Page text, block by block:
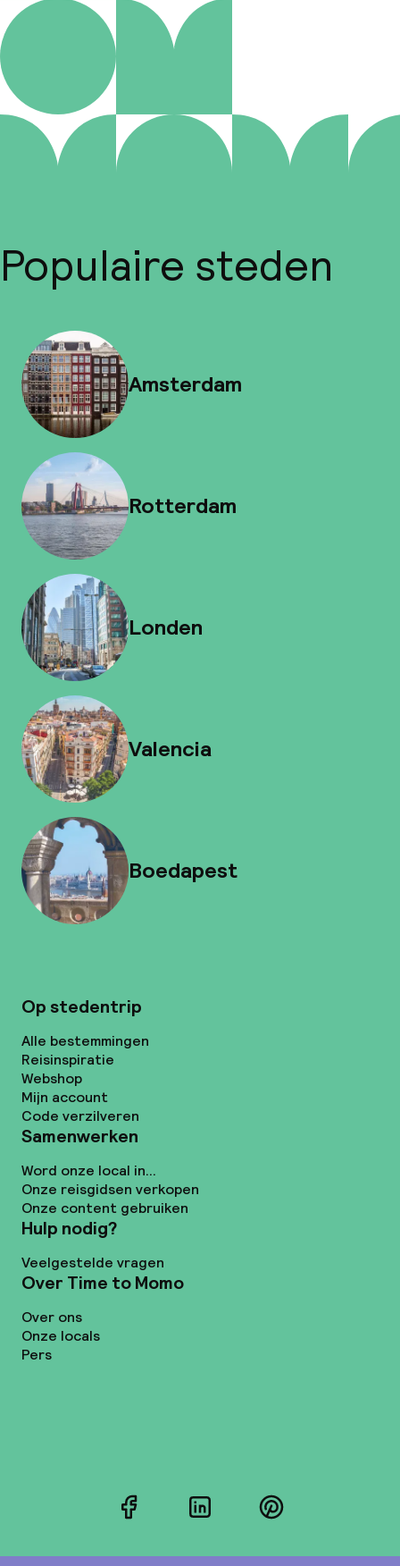
Populaire steden
Amsterdam
Rotterdam
Londen
Valencia
Boedapest
Op stedentrip
Alle bestemmingen
Reisinspiratie
Webshop
Mijn account
Code verzilveren
Samenwerken
Word onze local in...
Onze reisgidsen verkopen
Onze content gebruiken
Hulp nodig?
Veelgestelde vragen
Over Time to Momo
Over ons
Onze locals
Pers
FacebookLinkedInPinterest